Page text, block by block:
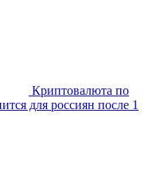
Криптовалюта по
для россиян после 1